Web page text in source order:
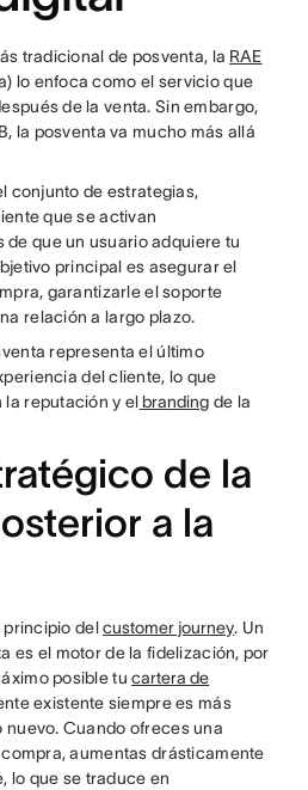
tradicional de posventa, la RAE
lo enfoca como el servicio que
de la venta. Sin embargo,
la posventa va mucho más allá
conjunto de estrategias,
que se activan
de que un usuario adquiere tu
principal es asegurar el
garantizarle el soporte
relación a largo plazo.
representa el último
del cliente, lo que
reputación y el branding de la
de la
a la
principio delcustomer journey. Un
es el motor de la fidelización, por
posible tucartera de
existente siempre es más
nuevo. Cuando ofreces una
aumentas drásticamente
lo que se traduce en